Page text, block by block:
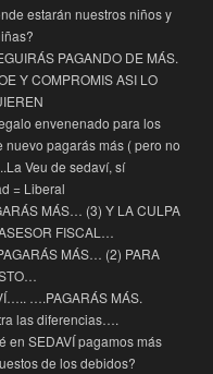
estarán nuestros niños y
PAGANDO DE MÁS.
Y COMPROMIS ASI LO
envenenado para los
pagarás más ( pero no
Veu de sedaví, sí
= Liberal
MÁS… (3) Y LA CULPA
FISCAL…
MÁS… (2) PARA
….PAGARÁS MÁS.
las diferencias….
en SEDAVÍ pagamos más
de los debidos?